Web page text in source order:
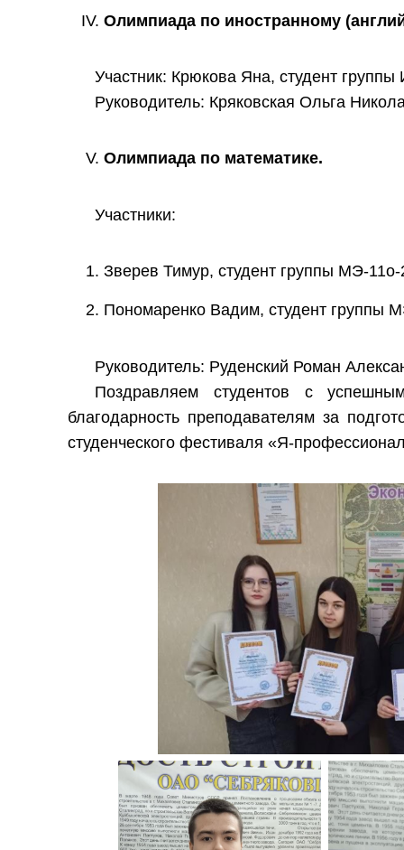
Олимпиада по иностранному
Участник: Крюкова Яна, студент
Руководитель: Кряковская Ольга
Олимпиада по математике.
Участники:
Зверев Тимур, студент группы МЭ-
Пономаренко Вадим, студент группы
Руководитель: Руденский Роман
Поздравляем студентов с
благодарность преподавателям за
студенческого фестиваля «Я-